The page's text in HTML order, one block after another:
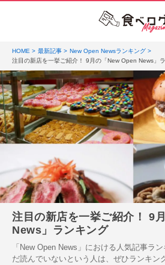
HOME 最新記事
New Open Newsランキング
注目の新店を一挙ご紹介！ 9月の「New Open News」
注目の新店を一挙ご紹介！ 9
News」ランキング
「New Open News」における人気記事ラ
だ読んでいないという人は、ぜひランキン